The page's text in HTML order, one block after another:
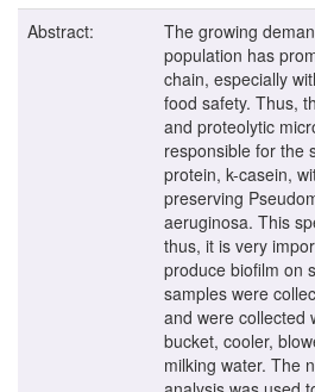
Abstract:
The growing
population has
chain, especially
food safety. Thus,
and proteolytic
responsible for the
protein, k-casein,
preserving
aeruginosa. This
thus, it is very
produce biofilm on
samples were
and were collected
bucket, cooler,
milking water. The